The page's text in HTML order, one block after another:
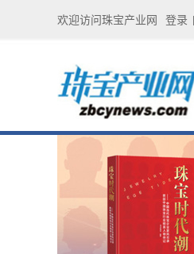
欢迎访问珠宝产业网 登录